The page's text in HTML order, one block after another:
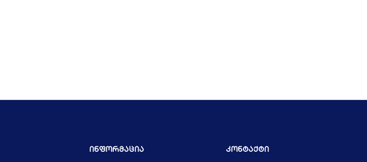
Ინფორმაცია Კონტაქტი